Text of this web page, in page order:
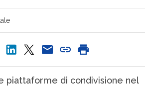
piattaforme di condivisione nel